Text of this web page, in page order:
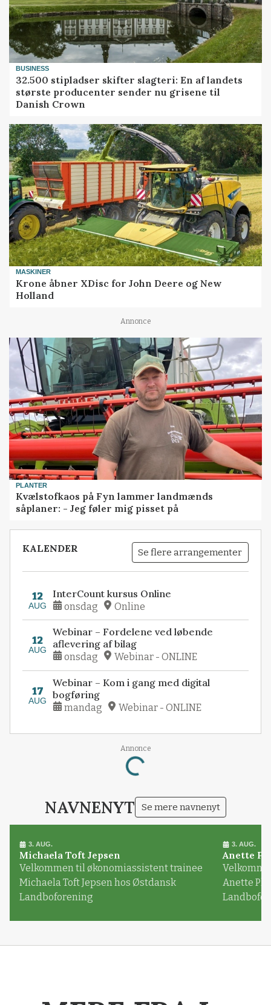
BUSINESS
32.500 stipladser skifter slagteri: En af landets
største producenter sender nu grisene til
Danish Crown
MASKINER
Krone åbner XDisc for John Deere og New
Holland
Annonce
PLANTER
Kvælstofkaos på Fyn lammer landmænds
såplaner: - Jeg føler mig pisset på
KALENDER Se flere arrangementer
12
AUG
InterCount kursus Online
onsdag Online
12
AUG
Webinar – Fordelene ved løbende
aflevering af bilag
onsdag Webinar - ONLINE
17
AUG
Webinar – Kom i gang med digital
bogføring
mandag Webinar - ONLINE
Annonce
Loading...
NAVNENYT Se mere navnenyt
3. AUG.
Michaela Toft Jepsen
Velkommen til økonomiassistent trainee
Michaela Toft Jepsen hos Østdansk
Landboforening
3. AUG.
Anette
Anette